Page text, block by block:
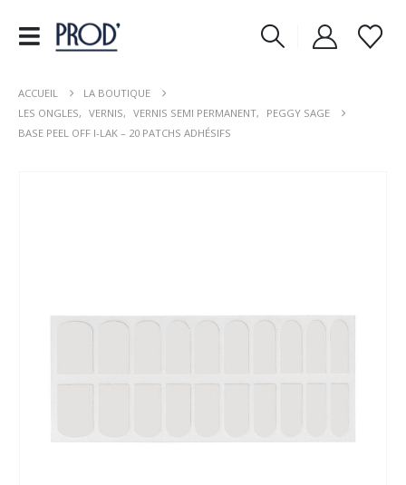
ACCUEIL
LA BOUTIQUE
LES ONGLES, VERNIS, VERNIS SEMI PERMANENT,
PEGGY SAGE
BASE PEEL OFF I-LAK – 20 PATCHS ADHÉSIFS